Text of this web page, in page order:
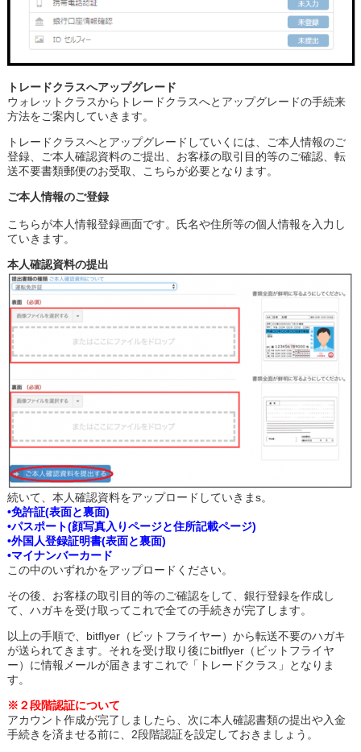
トレードクラスへアップグレード
ウォレットクラスからトレードクラスへとアップグレードの手続来
方法をご案内していきます。
トレードクラスへとアップグレードしていくには、ご本人情報のご
登録、ご本人確認資料のご提出、お客様の取引目的等のご確認、転
送不要書類郵便のお受取、こちらが必要となります。
ご本人情報のご登録
こちらが本人情報登録画面です。氏名や住所等の個人情報を入力し
ていきます。
本人確認資料の提出
続いて、本人確認資料をアップロードしていきまs。
•免許証(表面と裏面)
•パスポート(顔写真入りページと住所記載ページ)
•外国人登録証明書(表面と裏面)
•マイナンバーカード
この中のいずれかをアップロードください。
その後、お客様の取引目的等のご確認をして、銀行登録を作成し
て、ハガキを受け取ってこれで全ての手続きが完了します。
以上の手順で、bitflyer（ビットフライヤー）から転送不要のハガキ
が送られてきます。それを受け取り後にbitflyer（ビットフライヤ
ー）に情報メールが届きますこれで「トレードクラス」となりま
す。
※２段階認証について
アカウント作成が完了しましたら、次に本人確認書類の提出や入金
手続きを済ませる前に、2段階認証を設定しておきましょう。